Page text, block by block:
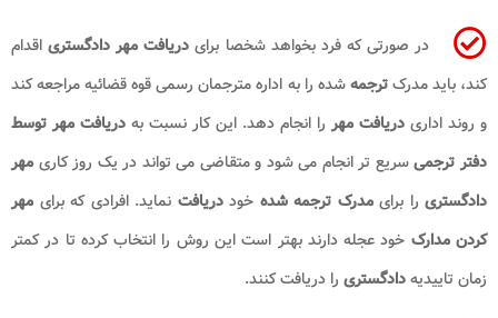
در صورتی که فرد بخواهد شخصا برای دریافت مهر دادگستریاقدام
کند، باید مدرکترجمهشده را به اداره مترجمان رسمی قوه قضائیه مراجعه کند
و روند اداری دریافت مهررا انجام دهد. این کار نسبت به دریافت مهر توسط
دفتر ترجمیسریع تر انجام می شود و متقاضی می تواند در یک روز کاری مهر
دادگستری را برایمدرک ترجمه شده خوددریافت نماید. افرادی که برای مهر
کردن مدارک خود عجله دارند بهتر است این روش را انتخاب کرده تا در کمتر
زمان تاییدیهدادگستری را دریافت کنند.